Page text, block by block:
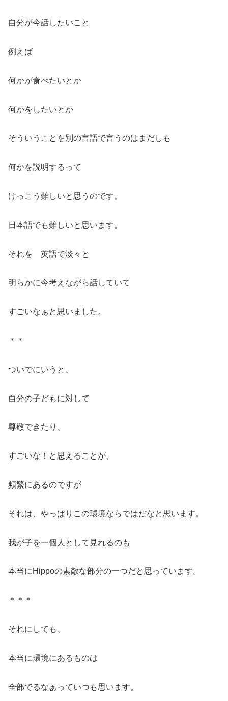
自分が今話したいこと
例えば
何かが食べたいとか
何かをしたいとか
そういうことを別の言語で言うのはまだしも
何かを説明するって
けっこう難しいと思うのです。
日本語でも難しいと思います。
それを 英語で淡々と
明らかに今考えながら話していて
すごいなぁと思いました。
＊＊
ついでにいうと、
自分の子どもに対して
尊敬できたり、
すごいな！と思えることが、
頻繁にあるのですが
それは、やっぱりこの環境ならではだなと思います。
我が子を一個人として見れるのも
本当にHippoの素敵な部分の一つだと思っています。
＊＊＊
それにしても、
本当に環境にあるものは
全部でるなぁっていつも思います。